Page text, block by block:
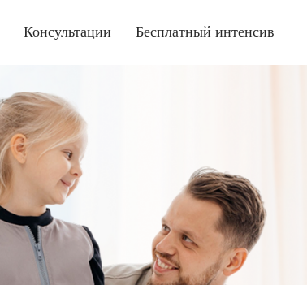
Консультации Бесплатный интенсив